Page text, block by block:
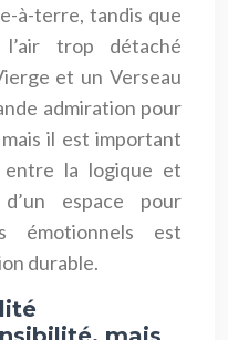
à-terre, tandis que
trop détaché
et un Verseau
admiration pour
il est important
la logique et
espace pour
émotionnels est
durable.